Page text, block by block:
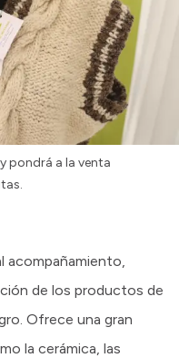
pondrá a la venta
acompañamiento,
de los productos de
Ofrece una gran
la cerámica, las